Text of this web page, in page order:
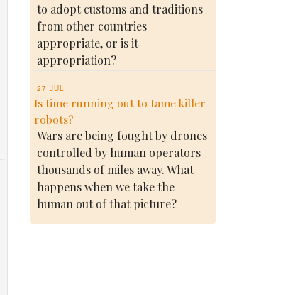
to adopt customs and traditions
from other countries
appropriate, or is it
appropriation?
27 JUL
Is time running out to tame killer
robots?
Wars are being fought by drones
controlled by human operators
thousands of miles away. What
happens when we take the
human out of that picture?